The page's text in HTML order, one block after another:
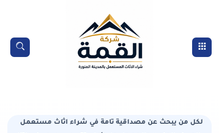
المحتوى
الرئيسي
بحث
لكل من يبحث عن مصداقية تامة في شراء اثاث مستعمل